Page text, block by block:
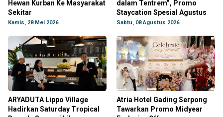
Hewan Kurban Ke Masyarakat
Sekitar
Kamis, 28 Mei 2026
dalam Tentrem”, Promo
Staycation Spesial Agustus
Sabtu, 08 Agustus 2026
ARYADUTA Lippo Village
Hadirkan Saturday Tropical
Atria Hotel Gading Serpong
Tawarkan Promo Midyear